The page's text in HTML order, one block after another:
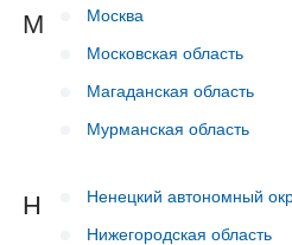
М
Москва
Московская область
Магаданская область
Мурманская область
Н
Ненецкий автономный
Нижегородская область